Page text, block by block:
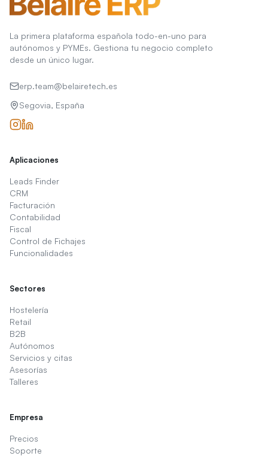
La primera plataforma española todo-en-uno para
autónomos y PYMEs. Gestiona tu negocio completo
desde un único lugar.
erp.team@belairetech.es
Segovia, España
Aplicaciones
Leads Finder
CRM
Facturación
Contabilidad
Fiscal
Control de Fichajes
Funcionalidades
Sectores
Hostelería
Retail
B2B
Autónomos
Servicios y citas
Asesorías
Talleres
Empresa
Precios
Soporte